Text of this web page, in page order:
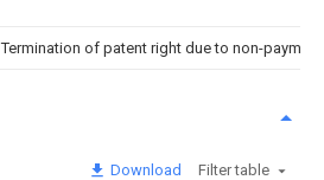
Termination of patent right due to non-
Download Filter table